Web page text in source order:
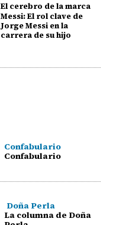
El cerebro de la marca
Messi: El rol clave de
Jorge Messi en la
carrera de su hijo
Confabulario
Confabulario
Doña Perla
La columna de Doña